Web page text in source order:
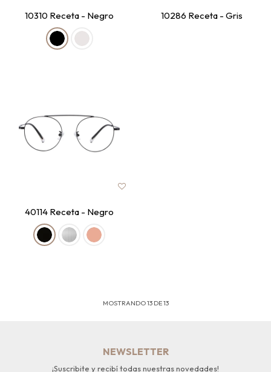
10310 Receta - Negro 10286 Receta - Gris
40114 Receta - Negro
MOSTRANDO13DE13
NEWSLETTER
¡Suscribite y recibí todas nuestras novedades!